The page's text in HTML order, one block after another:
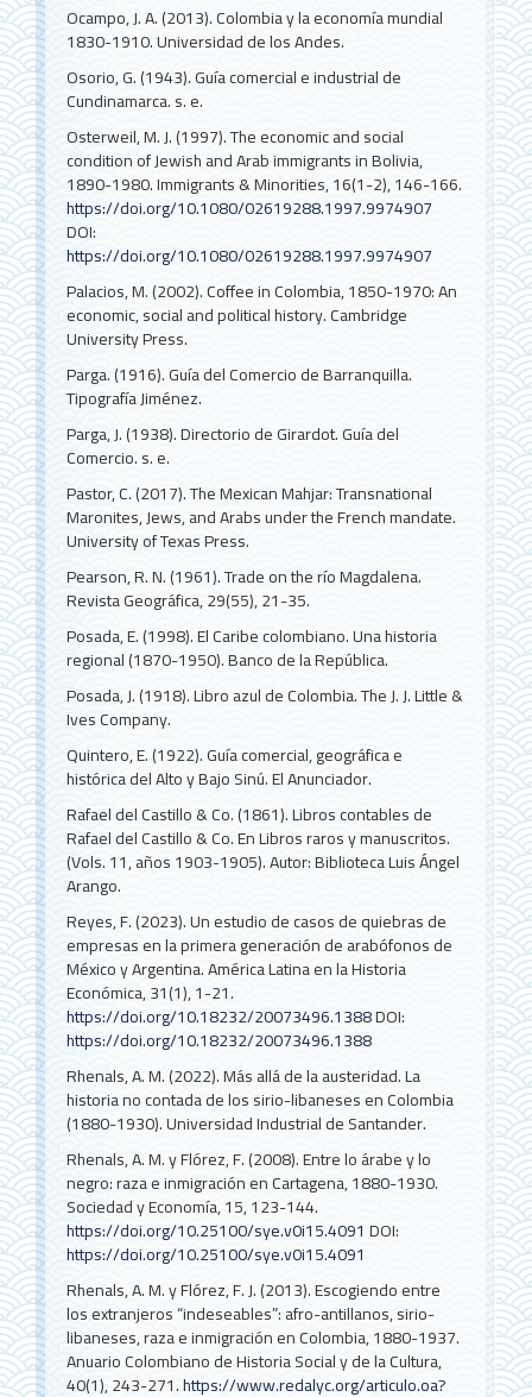
Ocampo, J. A. (2013). Colombia y la economía mundial
1830-1910. Universidad de los Andes.
Osorio, G. (1943). Guía comercial e industrial de
Cundinamarca. s. e.
Osterweil, M. J. (1997). The economic and social
condition of Jewish and Arab immigrants in Bolivia,
1890-1980. Immigrants & Minorities, 16(1-2), 146-166.
https://doi.org/10.1080/02619288.1997.9974907
DOI:
https://doi.org/10.1080/02619288.1997.9974907
Palacios, M. (2002). Coffee in Colombia, 1850-1970: An
economic, social and political history. Cambridge
University Press.
Parga. (1916). Guía del Comercio de Barranquilla.
Tipografía Jiménez.
Parga, J. (1938). Directorio de Girardot. Guía del
Comercio. s. e.
Pastor, C. (2017). The Mexican Mahjar: Transnational
Maronites, Jews, and Arabs under the French mandate.
University of Texas Press.
Pearson, R. N. (1961). Trade on the río Magdalena.
Revista Geográfica, 29(55), 21-35.
Posada, E. (1998). El Caribe colombiano. Una historia
regional (1870-1950). Banco de la República.
Posada, J. (1918). Libro azul de Colombia. The J. J. Little &
Ives Company.
Quintero, E. (1922). Guía comercial, geográfica e
histórica del Alto y Bajo Sinú. El Anunciador.
Rafael del Castillo & Co. (1861). Libros contables de
Rafael del Castillo & Co. En Libros raros y manuscritos.
(Vols. 11, años 1903-1905). Autor: Biblioteca Luis Ángel
Arango.
Reyes, F. (2023). Un estudio de casos de quiebras de
empresas en la primera generación de arabófonos de
México y Argentina. América Latina en la Historia
Económica, 31(1), 1-21.
https://doi.org/10.18232/20073496.1388DOI:
https://doi.org/10.18232/20073496.1388
Rhenals, A. M. (2022). Más allá de la austeridad. La
historia no contada de los sirio-libaneses en Colombia
(1880-1930). Universidad Industrial de Santander.
Rhenals, A. M. y Flórez, F. (2008). Entre lo árabe y lo
negro: raza e inmigración en Cartagena, 1880-1930.
Sociedad y Economía, 15, 123-144.
https://doi.org/10.25100/sye.v0i15.4091 DOI:
https://doi.org/10.25100/sye.v0i15.4091
Rhenals, A. M. y Flórez, F. J. (2013). Escogiendo entre
los extranjeros “indeseables”: afro-antillanos, sirio-
libaneses, raza e inmigración en Colombia, 1880-1937.
Anuario Colombiano de Historia Social y de la Cultura,
40(1), 243-271.https://www.redalyc.org/articulo.oa?